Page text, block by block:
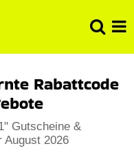
Rabattcode
Gutscheine &
August 2026